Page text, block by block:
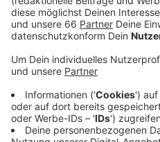
Stunde.
Veröffentlicht:Donnerstag,
Anzeige
NGG spricht von einem
Jahren Corona“. Die